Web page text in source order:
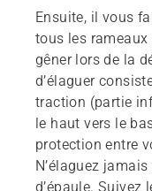
Ensuite, il vous
tous les
gêner lors de la
d’élaguer
traction (partie
le haut vers le
protection entre
N’élaguez
d’épaule. Suivez